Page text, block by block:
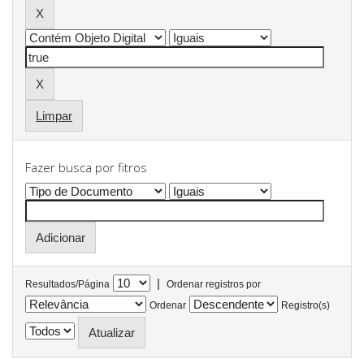
Limpar
Fazer busca por fitros
Resultados/Página |
Ordenar registros por
Ordenar
Registro(s)